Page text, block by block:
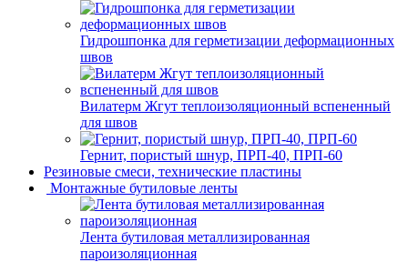
Гидрошпонка для герметизации деформационных
швов
Вилатерм Жгут теплоизоляционный вспененный
для швов
Гернит, пористый шнур, ПРП-40, ПРП-60
Резиновые смеси, технические пластины
Монтажные бутиловые ленты
Лента бутиловая металлизированная
пароизоляционная